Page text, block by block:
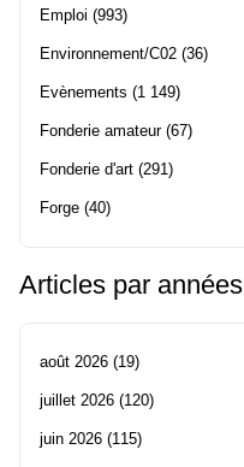
Emploi (993)
Environnement/C02 (36)
Evènements (1 149)
Fonderie amateur(67)
Fonderie d'art (291)
Forge (40)
Articles par années
août 2026 (19)
juillet 2026 (120)
juin 2026 (115)